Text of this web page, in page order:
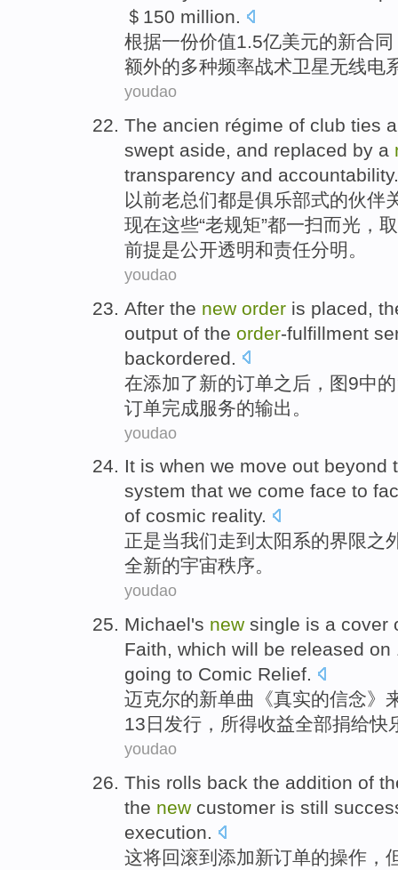
＄150 million.
根据一份价值1.5亿美元的新合同
额外的多种频率战术卫星无线电
youdao
The ancien régime of club ties
swept aside, and replaced by a
transparency and accountability.
以前老总们都是俱乐部式的伙伴
现在这些“老规矩”都一扫而光 ，
前提是公开透明和责任分明。
youdao
After the new order is placed,
output of the order-fulfillment
backordered
在添加了新的订单之后， 图9中的
订单完成服务的输出 。
youdao
It is when we move out beyond
system that we come face to
of cosmic reality.
正是当我们走到 太阳系的界限之
全新的宇宙秩序。
youdao
Michael's new single is a cover
Faith, which will be released on
going to Comic Relief.
迈克尔的新单曲 《真实的信念》
13 日 发行 ， 所得收益全部捐给快
youdao
This rolls back the addition of
the new customer is still
execution.
这将回滚到 添加新订单的操作 ，